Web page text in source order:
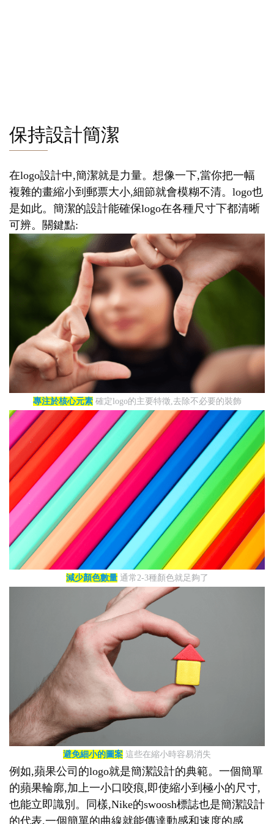
保持設計簡潔
在logo設計中,簡潔就是力量。想像一下,當你把一幅
複雜的畫縮小到郵票大小,細節就會模糊不清。logo也
是如此。簡潔的設計能確保logo在各種尺寸下都清晰
可辨。關鍵點:
專注於核心元素確定logo的主要特徵,去除不必要的裝飾
減少顏色數量通常2-3種顏色就足夠了
避免細小的圖案 這些在縮小時容易消失
例如,蘋果公司的logo就是簡潔設計的典範。一個簡單
的蘋果輪廓,加上一小口咬痕,即使縮小到極小的尺寸,
也能立即識別。同樣,Nike的swoosh標誌也是簡潔設計
的代表,一個簡單的曲線就能傳達動感和速度的感